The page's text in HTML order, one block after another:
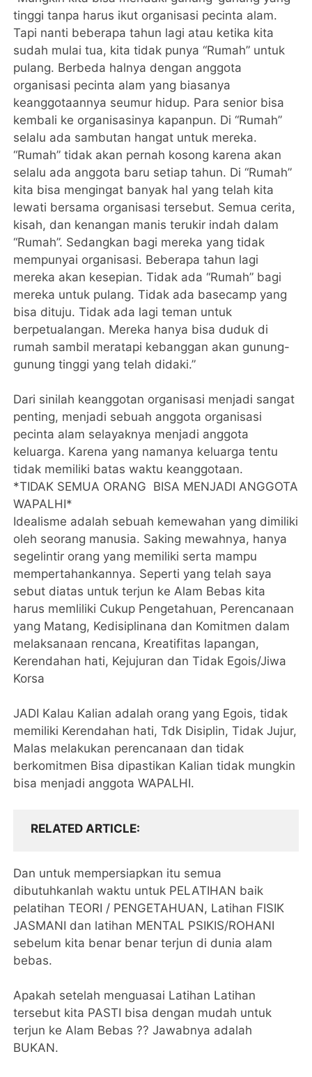
tinggi tanpa harus ikut organisasi pecinta alam.
Tapi nanti beberapa tahun lagi atau ketika kita
sudah mulai tua, kita tidak punya “Rumah” untuk
pulang. Berbeda halnya dengan anggota
organisasi pecinta alam yang biasanya
keanggotaannya seumur hidup. Para senior bisa
kembali ke organisasinya kapanpun. Di “Rumah”
selalu ada sambutan hangat untuk mereka.
“Rumah” tidak akan pernah kosong karena akan
selalu ada anggota baru setiap tahun. Di “Rumah”
kita bisa mengingat banyak hal yang telah kita
lewati bersama organisasi tersebut. Semua cerita,
kisah, dan kenangan manis terukir indah dalam
“Rumah”. Sedangkan bagi mereka yang tidak
mempunyai organisasi. Beberapa tahun lagi
mereka akan kesepian. Tidak ada “Rumah” bagi
mereka untuk pulang. Tidak ada basecamp yang
bisa dituju. Tidak ada lagi teman untuk
berpetualangan. Mereka hanya bisa duduk di
rumah sambil meratapi kebanggan akan gunung-
gunung tinggi yang telah didaki.”
Dari sinilah keanggotan organisasi menjadi sangat
penting, menjadi sebuah anggota organisasi
pecinta alam selayaknya menjadi anggota
keluarga. Karena yang namanya keluarga tentu
tidak memiliki batas waktu keanggotaan.
*TIDAK SEMUA ORANG BISA MENJADI ANGGOTA
WAPALHI*
Idealisme adalah sebuah kemewahan yang dimiliki
oleh seorang manusia. Saking mewahnya, hanya
segelintir orang yang memiliki serta mampu
mempertahankannya. Seperti yang telah saya
sebut diatas untuk terjun ke Alam Bebas kita
harus memliliki Cukup Pengetahuan, Perencanaan
yang Matang, Kedisiplinana dan Komitmen dalam
melaksanaan rencana, Kreatifitas lapangan,
Kerendahan hati, Kejujuran dan Tidak Egois/Jiwa
Korsa
JADI Kalau Kalian adalah orang yang Egois, tidak
memiliki Kerendahan hati, Tdk Disiplin, Tidak Jujur,
Malas melakukan perencanaan dan tidak
berkomitmen Bisa dipastikan Kalian tidak mungkin
bisa menjadi anggota WAPALHI.
RELATED ARTICLE
Dan untuk mempersiapkan itu semua
dibutuhkanlah waktu untuk PELATIHAN baik
pelatihan TEORI / PENGETAHUAN, Latihan FISIK
JASMANI dan latihan MENTAL PSIKIS/ROHANI
sebelum kita benar benar terjun di dunia alam
bebas.
Apakah setelah menguasai Latihan Latihan
tersebut kita PASTI bisa dengan mudah untuk
terjun ke Alam Bebas ?? Jawabnya adalah
BUKAN.